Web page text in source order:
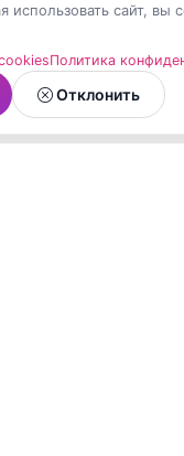
использовать сайт, вы
Политика
Отклонить